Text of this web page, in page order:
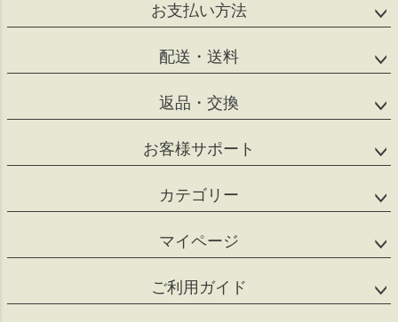
お支払い方法
配送・送料
返品・交換
お客様サポート
カテゴリー
マイページ
ご利用ガイド